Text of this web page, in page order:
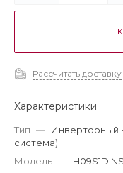
Рассчитать доставку
Характеристики
Тип — Инверторный
система)
Модель —